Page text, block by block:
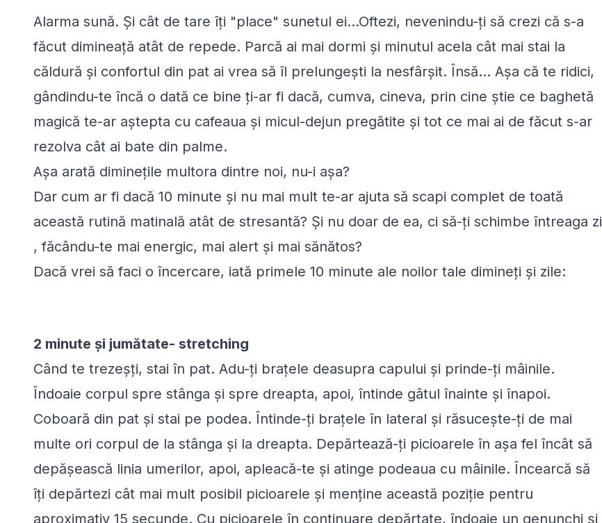
Alarma sună. Și cât de tare îți "place" sunetul ei...Oftezi, nevenindu-ți să crezi că s-a
făcut dimineață atât de repede. Parcă ai mai dormi și minutul acela cât mai stai la
căldură și confortul din pat ai vrea să îl prelungești la nesfârșit. Însă... Așa că te ridici,
gândindu-te încă o dată ce bine ți-ar fi dacă, cumva, cineva, prin cine știe ce baghetă
magică te-ar aștepta cu cafeaua și micul-dejun pregătite și tot ce mai ai de făcut s-ar
rezolva cât ai bate din palme.
Așa arată diminețile multora dintre noi, nu-i așa?
Dar cum ar fi dacă 10 minute și nu mai mult te-ar ajuta să scapi complet de toată
această rutină matinală atât de stresantă? Și nu doar de ea, ci să-ți schimbe întreaga zi
, făcându-te mai energic, mai alert și mai sănătos?
Dacă vrei să faci o încercare, iată primele 10 minute ale noilor tale dimineți și zile:
2 minute și jumătate- stretching
Când te trezeșți, stai în pat. Adu-ți brațele deasupra capului și prinde-ți mâinile.
Îndoaie corpul spre stânga și spre dreapta, apoi, întinde gâtul înainte și înapoi.
Coboară din pat și stai pe podea. Întinde-ți brațele în lateral și răsucește-ți de mai
multe ori corpul de la stânga și la dreapta. Depărtează-ți picioarele în așa fel încât să
depășească linia umerilor, apoi, apleacă-te și atinge podeaua cu mâinile. Încearcă să
îți depărtezi cât mai mult posibil picioarele și menține această poziție pentru
aproximativ 15 secunde. Cu picioarele în continuare depărtate, îndoaie un genunchi și